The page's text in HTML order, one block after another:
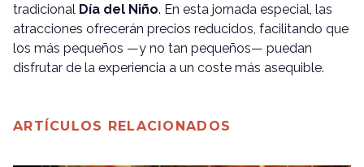
tradicional Día del Niño. En esta jornada especial, las
atracciones ofrecerán precios reducidos, facilitando que
los más pequeños —y no tan pequeños— puedan
disfrutar de la experiencia a un coste más asequible.
ARTÍCULOS RELACIONADOS